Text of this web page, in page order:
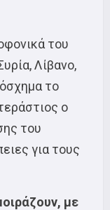
του
Λίβανο,
το
ο
του
για τους
με